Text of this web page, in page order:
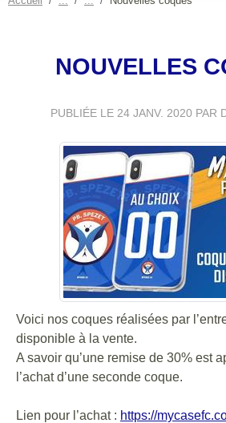
NOUVELLES
PUBLIÉE LE 24 JANV. 2020 PAR
Voici nos coques réalisées par
disponible à la vente.
A savoir qu’une remise de 30% est
l’achat d’une seconde coque.
Lien pour l’achat : https://